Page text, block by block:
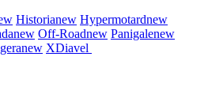
Historianew Hypermotardnew
new Off-Roadnew Panigalenew
new XDiavel